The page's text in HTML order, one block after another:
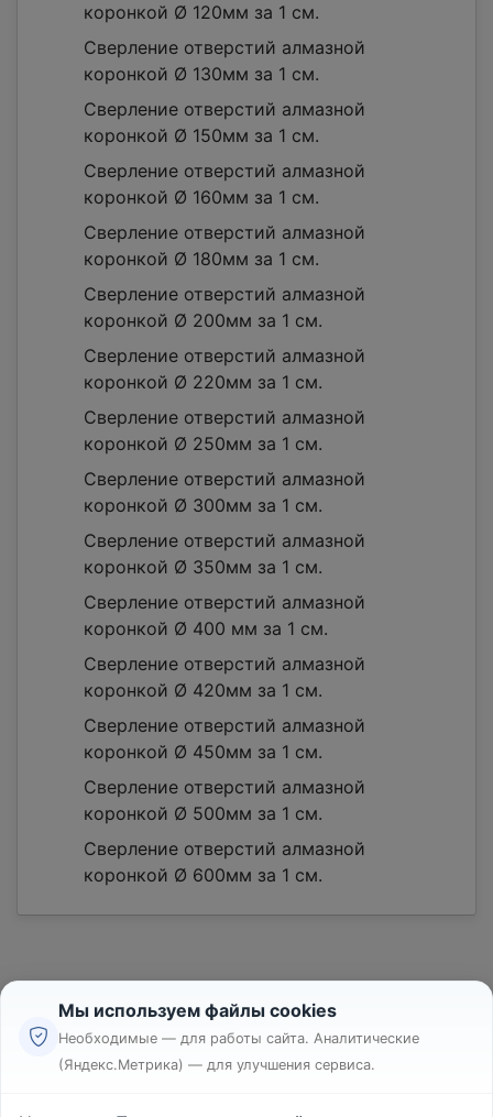
коронкой Ø 120мм за 1 см.
Сверление отверстий алмазной
коронкой Ø 130мм за 1 см.
Сверление отверстий алмазной
коронкой Ø 150мм за 1 см.
Сверление отверстий алмазной
коронкой Ø 160мм за 1 см.
Сверление отверстий алмазной
коронкой Ø 180мм за 1 см.
Сверление отверстий алмазной
коронкой Ø 200мм за 1 см.
Сверление отверстий алмазной
коронкой Ø 220мм за 1 см.
Сверление отверстий алмазной
коронкой Ø 250мм за 1 см.
Сверление отверстий алмазной
коронкой Ø 300мм за 1 см.
Сверление отверстий алмазной
коронкой Ø 350мм за 1 см.
Сверление отверстий алмазной
коронкой Ø 400 мм за 1 см.
Сверление отверстий алмазной
коронкой Ø 420мм за 1 см.
Сверление отверстий алмазной
коронкой Ø 450мм за 1 см.
Сверление отверстий алмазной
коронкой Ø 500мм за 1 см.
Сверление отверстий алмазной
коронкой Ø 600мм за 1 см.
Реклама
Мы используем файлы cookies
Необходимые — для работы сайта. Аналитические
(Яндекс.Метрика) — для улучшения сервиса.